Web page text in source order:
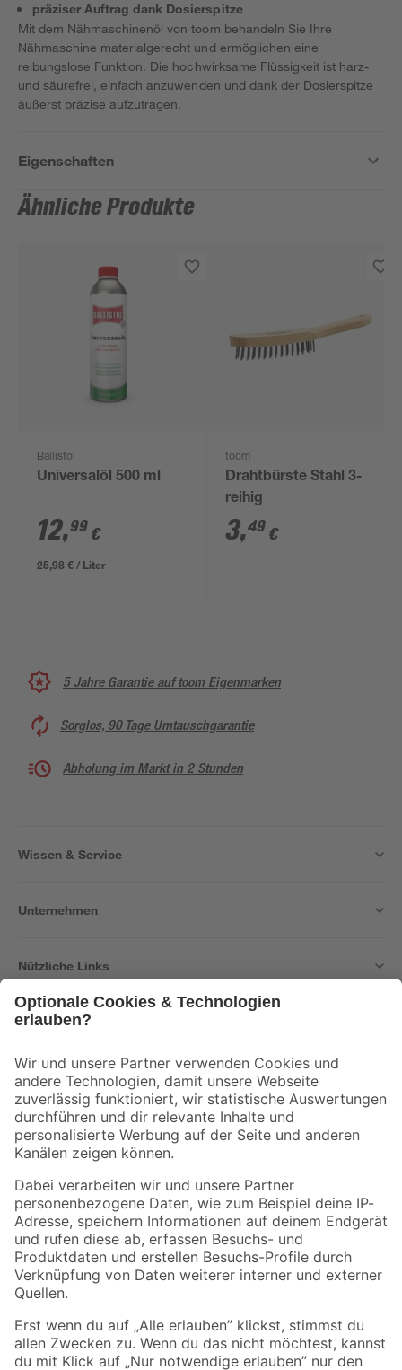
präziser Auftrag dank Dosierspitze
Mit dem Nähmaschinenöl von toom behandeln Sie Ihre
Nähmaschine materialgerecht und ermöglichen eine
reibungslose Funktion. Die hochwirksame Flüssigkeit ist harz-
und säurefrei, einfach anzuwenden und dank der Dosierspitze
äußerst präzise aufzutragen.
Eigenschaften
Ähnliche Produkte
Ballistol
Universalöl 500 ml
12,99 €
25,98 € / Liter
toom
Drahtbürste Stahl 3-
reihig
3,49 €
5 Jahre Garantie auf toom Eigenmarken
Sorglos, 90 Tage Umtauschgarantie
Abholung im Markt in 2 Stunden
Wissen & Service
Unternehmen
Nützliche Links
Der toom Newsletter: Keine Angebote und Aktionen mehr verpassen!
Zur Newsletter Anmeldung
Folge uns
Zahlungsarten Versandarten
Sicher einkaufen